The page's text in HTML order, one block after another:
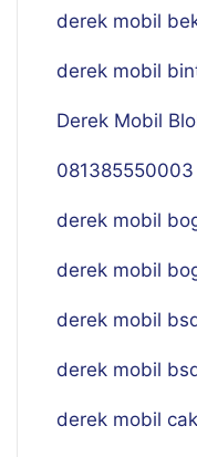
derek mobil
derek mobil
Derek Mobil
081385550003
derek mobil
derek mobil
derek mobil
derek mobil
derek mobil